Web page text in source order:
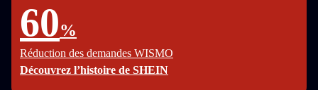
60%
Réduction des demandes WISMO
Découvrez l’histoire de SHEIN